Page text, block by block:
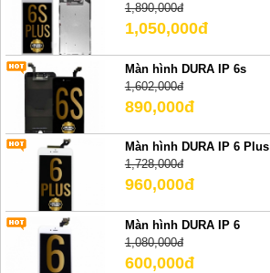
1,890,000đ
1,050,000đ
Màn hình DURA IP 6s
1,602,000đ
890,000đ
Màn hình DURA IP 6 Plus
1,728,000đ
960,000đ
Màn hình DURA IP 6
1,080,000đ
600,000đ